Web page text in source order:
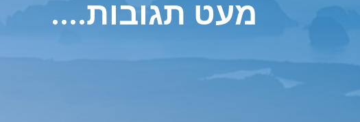
מעט תגובות....